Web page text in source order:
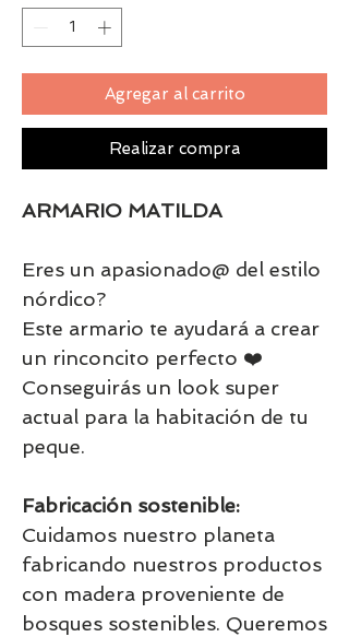
Agregar al carrito
Realizar compra
ARMARIO MATILDA
Eres un apasionado@ del estilo
nórdico?
Este armario te ayudará a crear
un rinconcito perfecto ❤️
Conseguirás un look super
actual para la habitación de tu
peque.
Fabricación sostenible:
Cuidamos nuestro planeta
fabricando nuestros productos
con madera proveniente de
bosques sostenibles. Queremos